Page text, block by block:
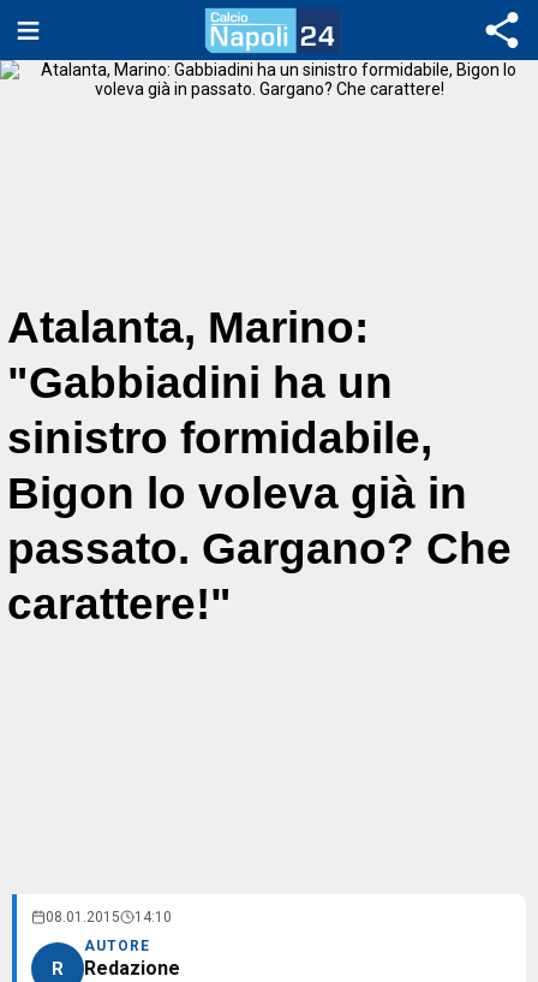
Atalanta, Marino:
"Gabbiadini ha un
sinistro formidabile,
Bigon lo voleva già in
passato. Gargano? Che
carattere!"
08.01.2015 14:10
R
AUTORE
Redazione